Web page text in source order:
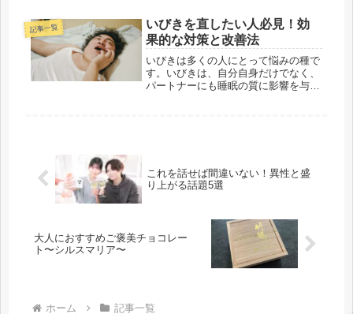
では、主要な配属先の特徴や求められ
るスキルを紹介します。 1. 外科病...
記事一覧
いびきを直したい人必見！効
果的な対策と改善法
いびきは多くの人にとって悩みの種で
す。いびきは、自分自身だけでなく、
パートナーにも睡眠の質に影響を与え
これを話せば間違いない！異性と盛
り上がる話題5選
大人におすすめご褒美チョコレー
ト〜シルスマリア〜
ホーム 記事一覧